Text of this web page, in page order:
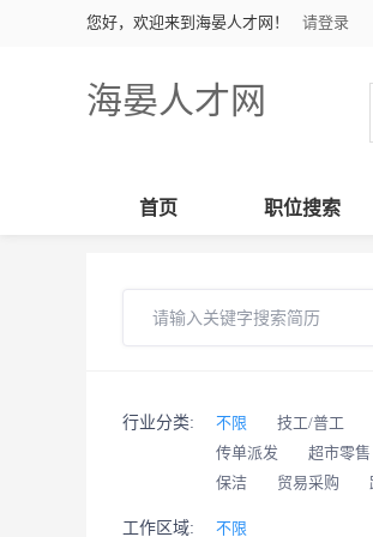
您好，欢迎来到海晏人才网！ 请登录
海晏人才网
首页 职位搜索
行业分类: 不限 技工/普工
传单派发
超市零售
保洁
贸易采购
工作区域: 不限